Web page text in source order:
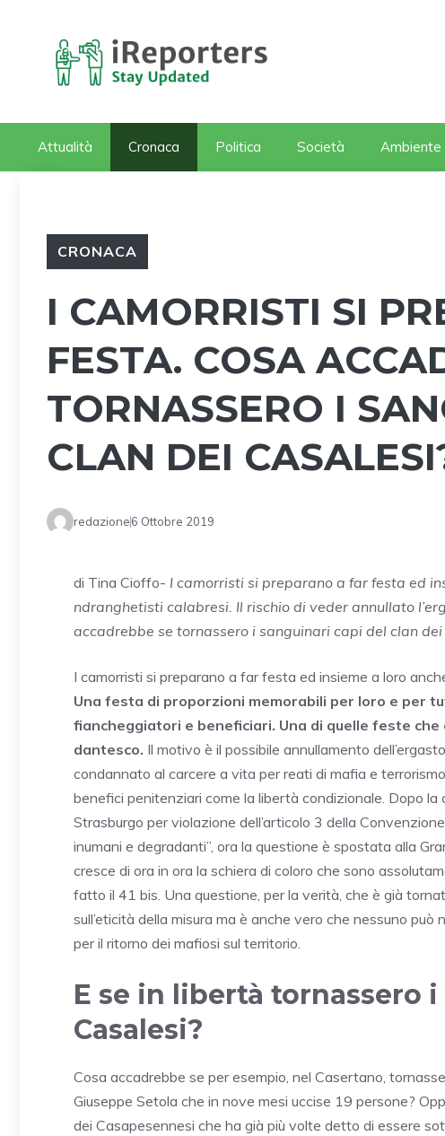
contenuto
Attualità Cronaca Politica Società Ambiente
CRONACA
I CAMORRISTI SI
FESTA. COSA
TORNASSERO I
CLAN DEI
redazione6 Ottobre 2019
di Tina Cioffo- I camorristi si preparano a far festa ed
ndranghetisti calabresi. Il rischio di veder annullato
accadrebbe se tornassero i sanguinari capi del clan dei
I camorristi si preparano a far festa ed insieme a loro
Una festa di proporzioni memorabili per loro e per
fiancheggiatori e beneficiari. Una di quelle feste
dantesco. Il motivo è il possibile annullamento
condannato al carcere a vita per reati di mafia e
benefici penitenziari come la libertà condizionale. Dopo
Strasburgo per violazione dell’articolo 3 della
inumani e degradanti”, ora la questione è spostata alla
cresce di ora in ora la schiera di coloro che sono
fatto il 41 bis. Una questione, per la verità, che è già
sull’eticità della misura ma è anche vero che nessuno può
per il ritorno dei mafiosi sul territorio.
E se in libertà tornassero
Casalesi?
Cosa accadrebbe se per esempio, nel Casertano,
Giuseppe Setola che in nove mesi uccise 19 persone?
dei Casapesennesi che ha già più volte detto di essere